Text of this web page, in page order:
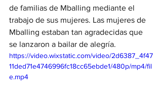
de familias de Mballing mediante el
trabajo de sus mujeres. Las mujeres de
Mballing estaban tan agradecidas que
se lanzaron a bailar de alegría.
https://video.wixstatic.com/video/2d6387_4f47
11ded71e4746996fc18cc65ebde1/480p/mp4/fil
e.mp4